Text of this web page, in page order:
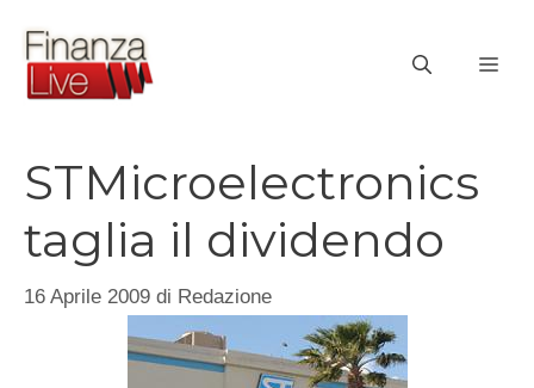
contenuto
STMicroelectronics
taglia il dividendo
16 Aprile 2009 di Redazione